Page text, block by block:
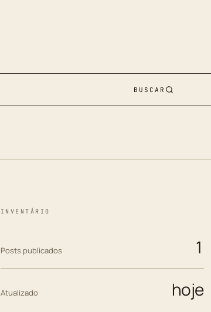
BUSCAR
INVENTÁRIO
Posts publicados 1
Atualizado hoje